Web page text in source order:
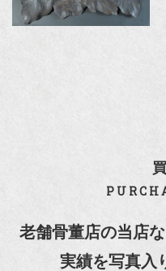
老舗骨董店の当店
実績を写真入